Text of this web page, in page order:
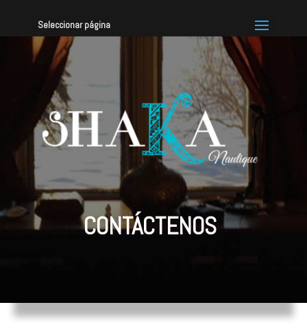
Seleccionar página
CONTÁCTENOS